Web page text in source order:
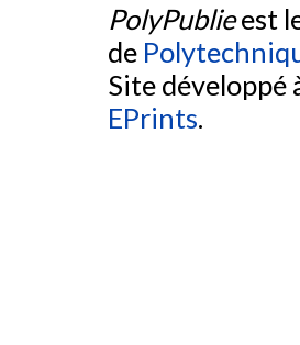
PolyPublieest
de
Site développé
EPrints.